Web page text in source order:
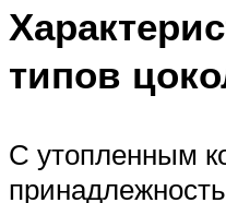
типов
С утопленным